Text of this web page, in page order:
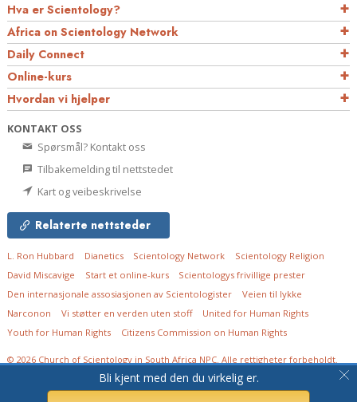
Bli kjent med den du virkelig er.
Hva er Scientology?
Africa on Scientology Network
Daily Connect
Online-kurs
Hvordan vi hjelper
KONTAKT OSS
Spørsmål? Kontakt oss
Tilbakemelding til nettstedet
Kart og veibeskrivelse
Relaterte nettsteder
L. Ron Hubbard Dianetics Scientology Network
Scientology Religion
David Miscavige
Start et online-kurs
Scientologys frivillige prester
Den internasjonale assosiasjonen av Scientologister
Veien til lykke
Narconon
Vi støtter en verden uten stoff
United for Human Rights
Youth for Human Rights
Citizens Commission on Human Rights
© 2026 Church of Scientology in South Africa NPC. Alle rettigheter forbeholdt.
Fortrolighetserklæring• Policy for informasjonskapsler
Juridisk